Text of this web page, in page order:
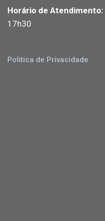
Horário de Atendimento:
17h30
Politica de Privacidade